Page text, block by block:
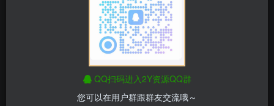
域名检测使用官方接口，实时返回查询结果，并自动屏蔽报
完整API开发文档，支持任何网站对接，使您的网站能够更
QQ扫码进入2Y资源QQ群
您可以在用户群跟群友交流哦～